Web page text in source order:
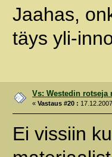
Jaahas,
täys yli-
Vs: Westedin rotseja
«Vastaus #20 :
Ei vissiin